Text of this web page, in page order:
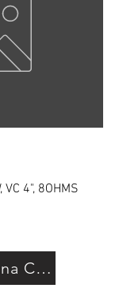
4", 8OHMS
Solicita una Cotización